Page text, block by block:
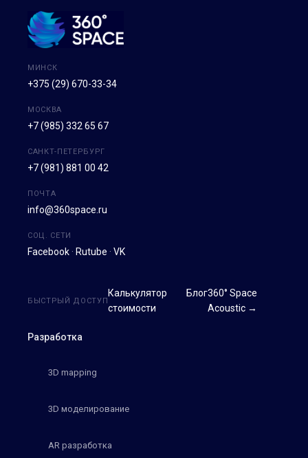
МИНСК
+375 (29) 670-33-34
МОСКВА
+7 (985) 332 65 67
САНКТ-ПЕТЕРБУРГ
+7 (981) 881 00 42
ПОЧТА
info@360space.ru
СОЦ. СЕТИ
Facebook · Rutube · VK
Разработка
3D mapping
3D моделирование
AR разработка
БЫСТРЫЙ ДОСТУП
Калькулятор
стоимости
Блог360° Space
Acoustic →